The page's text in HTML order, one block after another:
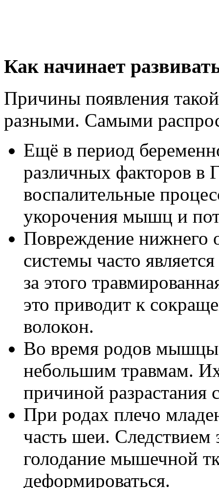
Как начинает
Причины появления
разными. Самыми
Ещё в период
различных факторов в
воспалительные
укорочения мышц и
Повреждение нижнего
системы часто
за этого
это приводит к
волокон.
Во время родов
небольшим травмам.
причиной разрастания
При родах плечо
часть шеи. Следствием
голодание мышечной
деформироваться.